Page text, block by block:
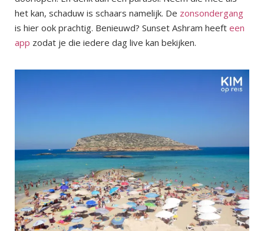
het kan, schaduw is schaars namelijk. De zonsondergang
is hier ook prachtig. Benieuwd? Sunset Ashram heeft een
app zodat je die iedere dag live kan bekijken.